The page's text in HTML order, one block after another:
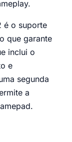
é o suporte
que garante
inclui o
e
segunda
a